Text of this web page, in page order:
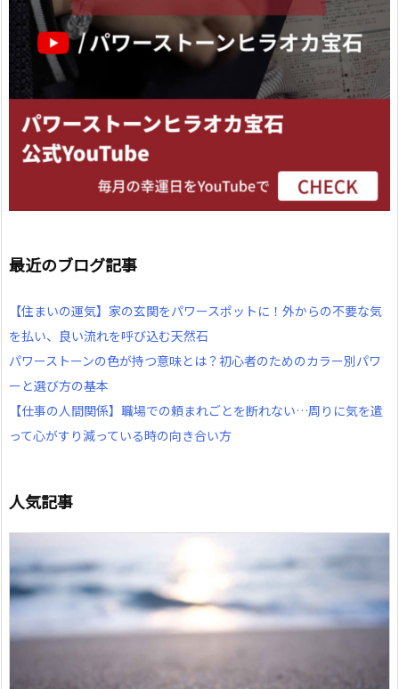
最近のブログ記事
【住まいの運気】家の玄関をパワースポットに！外からの不要な気
を払い、良い流れを呼び込む天然石
パワーストーンの色が持つ意味とは？初心者のためのカラー別パワ
ーと選び方の基本
【仕事の人間関係】職場での頼まれごとを断れない…周りに気を遣
って心がすり減っている時の向き合い方
人気記事